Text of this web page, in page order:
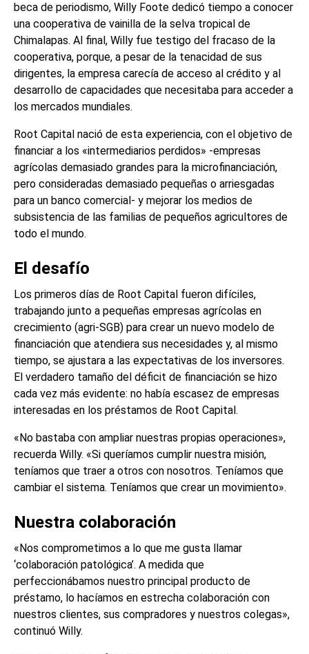
beca de periodismo, Willy Foote dedicó tiempo a conocer
una cooperativa de vainilla de la selva tropical de
Chimalapas. Al final, Willy fue testigo del fracaso de la
cooperativa, porque, a pesar de la tenacidad de sus
dirigentes, la empresa carecía de acceso al crédito y al
desarrollo de capacidades que necesitaba para acceder a
los mercados mundiales.
Root Capital nació de esta experiencia, con el objetivo de
financiar a los «intermediarios perdidos» -empresas
agrícolas demasiado grandes para la microfinanciación,
pero consideradas demasiado pequeñas o arriesgadas
para un banco comercial- y mejorar los medios de
subsistencia de las familias de pequeños agricultores de
todo el mundo.
El desafío
Los primeros días de Root Capital fueron difíciles,
trabajando junto a pequeñas empresas agrícolas en
crecimiento (agri-SGB) para crear un nuevo modelo de
financiación que atendiera sus necesidades y, al mismo
tiempo, se ajustara a las expectativas de los inversores.
El verdadero tamaño del déficit de financiación se hizo
cada vez más evidente: no había escasez de empresas
interesadas en los préstamos de Root Capital.
«No bastaba con ampliar nuestras propias operaciones»,
recuerda Willy. «Si queríamos cumplir nuestra misión,
teníamos que traer a otros con nosotros. Teníamos que
cambiar el sistema. Teníamos que crear un movimiento».
Nuestra colaboración
«Nos comprometimos a lo que me gusta llamar
‘colaboración patológica’. A medida que
perfeccionábamos nuestro principal producto de
préstamo, lo hacíamos en estrecha colaboración con
nuestros clientes, sus compradores y nuestros colegas»,
continuó Willy.